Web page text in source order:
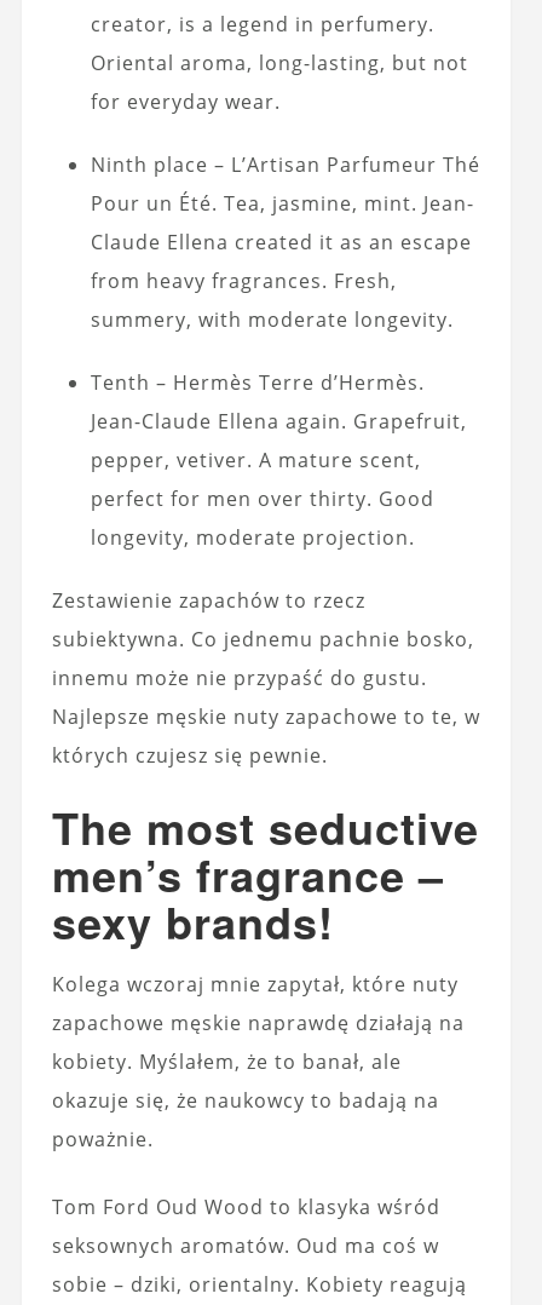
creator, is a legend in perfumery.
Oriental aroma, long-lasting, but not
for everyday wear.
Ninth place – L’Artisan Parfumeur Thé
Pour un Été. Tea, jasmine, mint. Jean-
Claude Ellena created it as an escape
from heavy fragrances. Fresh,
summery, with moderate longevity.
Tenth – Hermès Terre d’Hermès.
Jean-Claude Ellena again. Grapefruit,
pepper, vetiver. A mature scent,
perfect for men over thirty. Good
longevity, moderate projection.
Zestawienie zapachów to rzecz
subiektywna. Co jednemu pachnie bosko,
innemu może nie przypaść do gustu.
Najlepsze męskie nuty zapachowe to te, w
których czujesz się pewnie.
The most seductive
men’s fragrance –
sexy brands!
Kolega wczoraj mnie zapytał, które nuty
zapachowe męskie naprawdę działają na
kobiety. Myślałem, że to banał, ale
okazuje się, że naukowcy to badają na
poważnie.
Tom Ford Oud Wood to klasyka wśród
seksownych aromatów. Oud ma coś w
sobie – dziki, orientalny. Kobiety reagują